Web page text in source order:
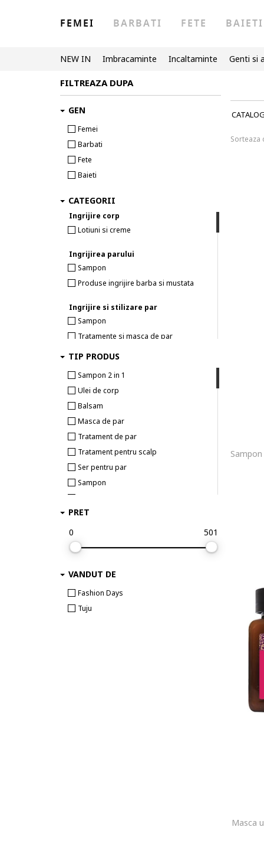
FEMEI BARBATI FETE BAIETI
NEW IN Imbracaminte Incaltaminte Genti si
Sorteaza
Masca
FILTREAZA DUPA
GEN
Femei
Barbati
Fete
Baieti
CATEGORII
Ingrijire corp
Lotiuni si creme
Ingrijirea parului
Sampon
Produse ingrijire barba si mustata
Ingrijire si stilizare par
Sampon
Tratamente si masca de par
Balsam
TIP PRODUS
Sampon 2 in 1
Ulei de corp
Balsam
Masca de par
Tratament de par
Tratament pentru scalp
Ser pentru par
Sampon
PRET
0
501
VANDUT DE
Fashion Days
Tuju